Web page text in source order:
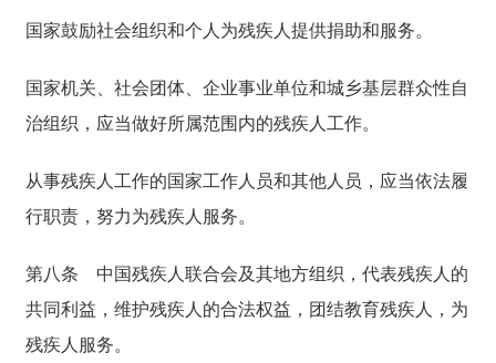
国家鼓励社会组织和个人为残疾人提供捐助和服务。
国家机关、社会团体、企业事业单位和城乡基层群众性自
治组织，应当做好所属范围内的残疾人工作。
从事残疾人工作的国家工作人员和其他人员，应当依法履
行职责，努力为残疾人服务。
第八条 中国残疾人联合会及其地方组织，代表残疾人的
共同利益，维护残疾人的合法权益，团结教育残疾人，为
残疾人服务。